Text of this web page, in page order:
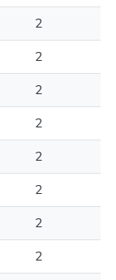
2
2
2
2
2
2
2
2